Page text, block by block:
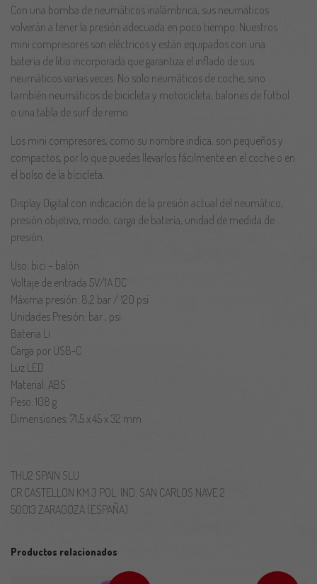
Con una bomba de neumáticos inalámbrica, sus neumáticos
volverán a tener la presión adecuada en poco tiempo. Nuestros
mini compresores son eléctricos y están equipados con una
batería de litio incorporada que garantiza el inflado de sus
neumáticos varias veces. No solo neumáticos de coche, sino
también neumáticos de bicicleta y motocicleta, balones de fútbol
o una tabla de surf de remo.
Los mini compresores, como su nombre indica, son pequeños y
compactos, por lo que puedes llevarlos fácilmente en el coche o en
el bolso de la bicicleta.
Display Digital con indicación de la presión actual del neumático,
presión objetivo, modo, carga de batería, unidad de medida de
presión.
Uso: bici – balón
Voltaje de entrada 5V/1A DC
Máxima presión: 8,2 bar / 120 psi
Unidades Presión: bar , psi
Bateria Li
Carga por USB-C
Luz LED
Material: ABS
Peso: 108 g
Dimensiones: 71,5 x 45 x 32 mm
THU2 SPAIN SLU
CR CASTELLON KM.3 POL. IND. SAN CARLOS NAVE 2
50013 ZARAGOZA (ESPAÑA)
Productos relacionados